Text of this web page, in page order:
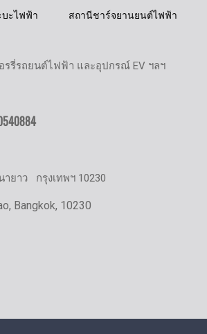
บะไฟฟ้า สถานีชาร์จยานยนต์ไฟฟ้า
รรี่รถยนต์ไฟฟ้า และอุปกรณ์ EV ฯลฯ
ายาว กรุงเทพฯ 10230
Bangkok, 10230